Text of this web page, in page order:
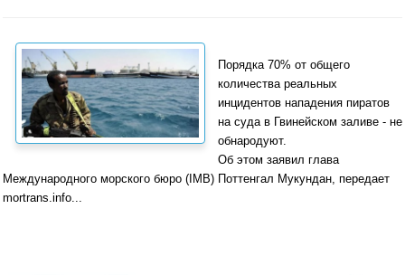
Порядка 70% от общего
количества реальных
инцидентов нападения пиратов
на суда в Гвинейском заливе - не
обнародуют.
Об этом заявил глава
Международного морского бюро (IMB) Поттенгал Мукундан, передает
mortrans.info...